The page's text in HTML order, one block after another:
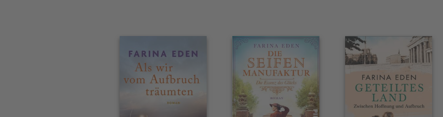
Interaktives
Slider-
Element